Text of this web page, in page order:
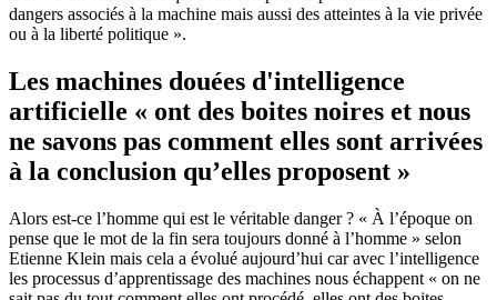
dangers associés à la machine mais aussi des atteintes à la vie privée
ou à la liberté politique ».
Les machines douées d'intelligence
artificielle « ont des boites noires et nous
ne savons pas comment elles sont arrivées
à la conclusion qu’elles proposent »
Alors est-ce l’homme qui est le véritable danger ? « À l’époque on
pense que le mot de la fin sera toujours donné à l’homme » selon
Etienne Klein mais cela a évolué aujourd’hui car avec l’intelligence
les processus d’apprentissage des machines nous échappent « on ne